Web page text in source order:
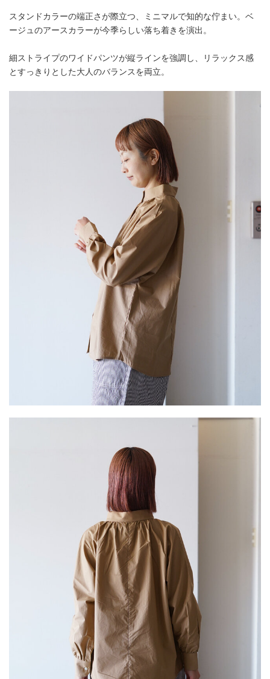
スタンドカラーの端正さが際立つ、ミニマルで知的な佇まい。ベ
ージュのアースカラーが今季らしい落ち着きを演出。
細ストライプのワイドパンツが縦ラインを強調し、リラックス感
とすっきりとした大人のバランスを両立。